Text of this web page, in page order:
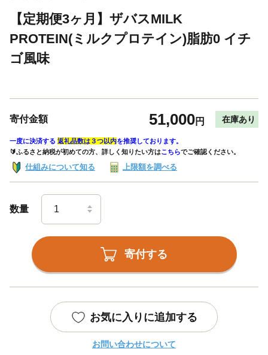
【定期便3ヶ月】ザバスMILK
PROTEIN(ミルクプロテイン)脂肪0 イチ
ゴ風味
寄付金額 51,000円 在庫あり
一度に決済する 返礼品数は３つ以内を推奨しております。
🔰ふるさと納税が初めての方、詳しく知りたい方はこちらでご確認ください。
仕組みについて知る 上限額を調べる
数量
寄付する
お気に入りに追加する
お問い合わせについて